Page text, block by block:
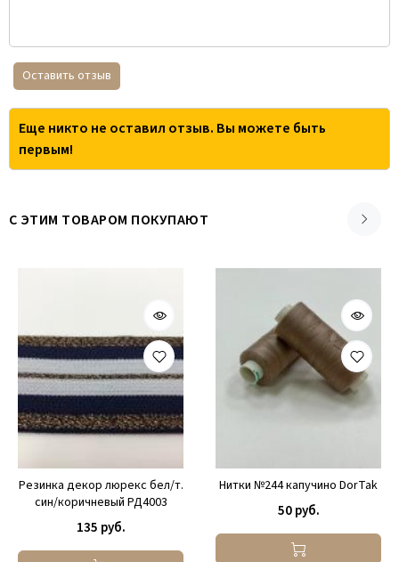
Оставить отзыв
Еще никто не оставил отзыв. Вы можете быть
первым!
С ЭТИМ ТОВАРОМ ПОКУПАЮТ
Резинка декор люрекс бел/т.
син/коричневый РД4003
135 руб.
Нитки №244 капучино DorTak
50 руб.